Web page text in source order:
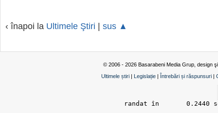
‹ înapoi la Ultimele Ştiri | sus ▲
© 2006 - 2026 Basarabeni Media Grup, design
Ultimele știri | Legislație | Întrebări și răspunsuri |
randat în